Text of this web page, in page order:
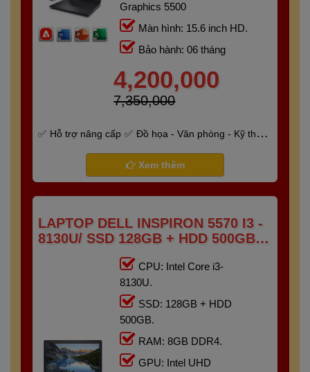
Graphics 5500
Màn hình: 15.6 inch HD.
Bảo hành: 06 tháng
4,200,000
7,350,000
Hỗ trợ nâng cấp
Đồ họa - Văn phòng - Kỹ thuật
Bảo hành 6 tháng
Xem thêm
LAPTOP DELL INSPIRON 5570 I3 -
8130U/ SSD 128GB + HDD 500GB/
RAM 8GB/ 15.6" FHD TOUCH
CPU: Intel Core i3-
8130U.
SSD: 128GB + HDD
500GB.
RAM: 8GB DDR4.
GPU: Intel UHD